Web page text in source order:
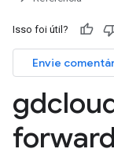
Isso foi útil?
Envie